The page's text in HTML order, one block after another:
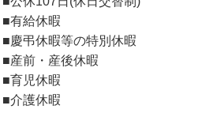
休日休暇
■公休107日(休日交替制)
■有給休暇
■慶弔休暇等の特別休暇
■産前・産後休暇